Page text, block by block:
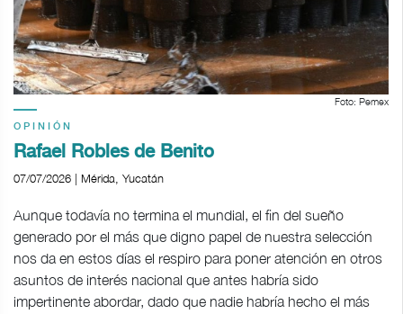
Foto: Pemex
OPINIÓN
Rafael Robles de Benito
07/07/2026 | Mérida, Yucatán
Aunque todavía no termina el mundial, el fin del sueño
generado por el más que digno papel de nuestra selección
nos da en estos días el respiro para poner atención en otros
asuntos de interés nacional que antes habría sido
impertinente abordar, dado que nadie habría hecho el más